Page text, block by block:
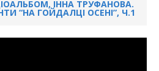
ІННА ТРУФАНОВА.
“НА ГОЙДАЛЦІ ОСЕНІ”, Ч.1